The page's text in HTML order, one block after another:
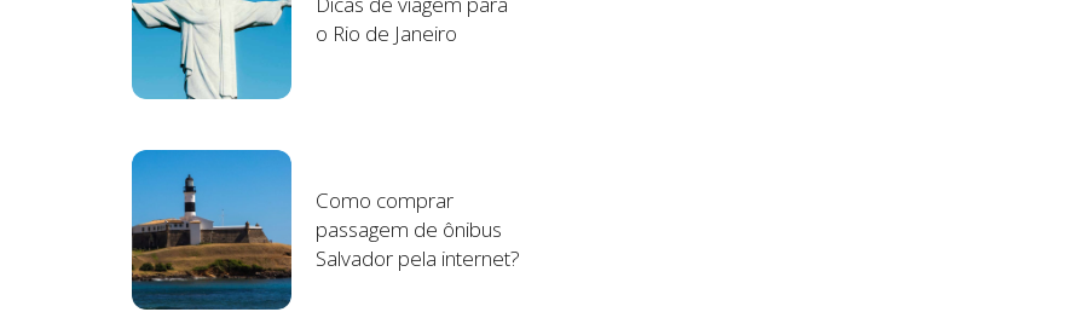
o Rio de Janeiro
Como comprar
passagem de ônibus
Salvador pela internet?